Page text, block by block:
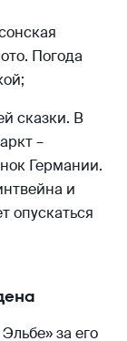
Погода
сказки. В
–
Германии.
и
опускаться
за его